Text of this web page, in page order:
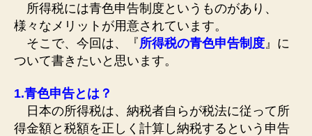
所得税には青色申告制度というものがあり、
様々なメリットが用意されています。
そこで、今回は、『 所得税の青色申告制度 』に
ついて書きたいと思います。
1.青色申告とは？
日本の所得税は、納税者自らが税法に従って所
得金額と税額を正しく計算し納税するという申告